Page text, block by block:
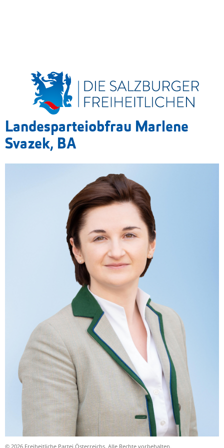
Landesparteiobfrau Marlene
Svazek, BA
© 2026 Freiheitliche Partei Österreichs. Alle Rechte vorbehalten.